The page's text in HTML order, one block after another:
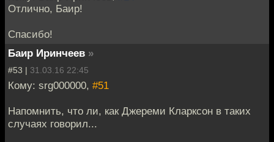
Отлично, Баир!
Спасибо!
Баир Иринчеев »
#53 | 31.03.16 22:45
Кому: srg000000, #51
Напомнить, что ли, как Джереми Кларксон в таких
случаях говорил...